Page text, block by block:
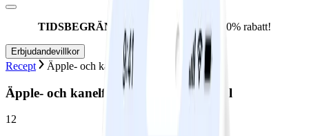
TIDSBEGRÄNSAT ERBJUDANDE: 60% rabatt!
Erbjudandevillkor
Recept Äpple- och kanelfläskfilé med brysselkål
Äpple- och kanelfläskfilé med brysselkål
12